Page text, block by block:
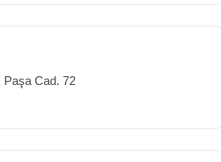
Paşa Cad. 72